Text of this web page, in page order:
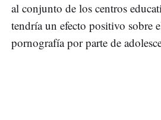
al conjunto de los centros
tendría un efecto positivo sobre
pornografía por parte de